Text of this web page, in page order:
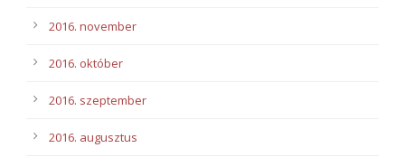
2016. november
2016. október
2016. szeptember
2016. augusztus